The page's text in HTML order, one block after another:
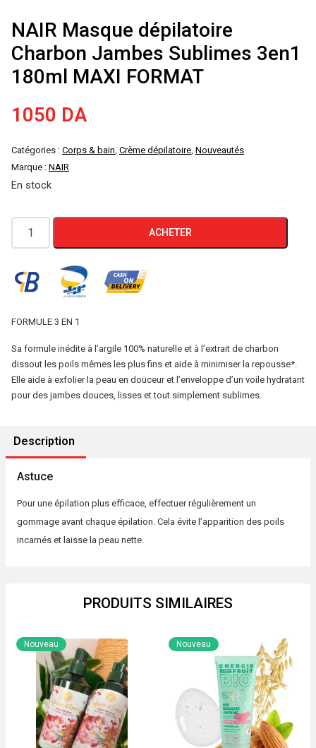
NAIR Masque dépilatoire
Charbon Jambes Sublimes 3en1
180ml MAXI FORMAT
1050 DA
Catégories : Corps & bain, Crème dépilatoire, Nouveautés
Marque : NAIR
En stock
quantité
de
Masque
Charbon
Sublimes
3en1
180ml
FORMAT
ACHETER
FORMULE 3 EN 1
Sa formule inédite à l’argile 100% naturelle et à l’extrait de charbon
dissout les poils mêmes les plus fins et aide à minimiser la repousse*.
Elle aide à exfolier la peau en douceur et l’enveloppe d’un voile hydratant
pour des jambes douces, lisses et tout simplement sublimes.
Description
Astuce
Pour une épilation plus efficace, effectuer régulièrement un
gommage avant chaque épilation. Cela évite l’apparition des poils
incarnés et laisse la peau nette.
PRODUITS SIMILAIRES
Nouveau Nouveau